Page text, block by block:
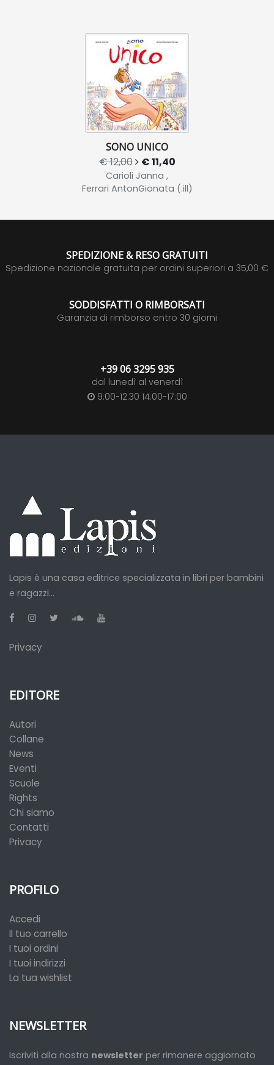
SONO UNICO
€ 12,00 € 11,40
Carioli Janna ,
Ferrari AntonGionata (.ill)
SPEDIZIONE & RESO GRATUITI
Spedizione nazionale gratuita per ordini superiori a 35,00 €
SODDISFATTI O RIMBORSATI
Garanzia di rimborso entro 30 giorni
+39 06 3295 935
dal lunedì al venerdì
9:00-12:30 14:00-17:00
Lapis è una casa editrice specializzata in libri per bambini
e ragazzi...
Privacy
EDITORE
Autori
Collane
News
Eventi
Scuole
Rights
Chi siamo
Contatti
Privacy
PROFILO
Accedi
Il tuo carrello
I tuoi ordini
I tuoi indirizzi
La tua wishlist
NEWSLETTER
Iscriviti alla nostra newsletter per rimanere aggiornato